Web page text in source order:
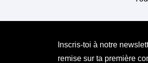
Inscris-toi à notre
remise sur ta première